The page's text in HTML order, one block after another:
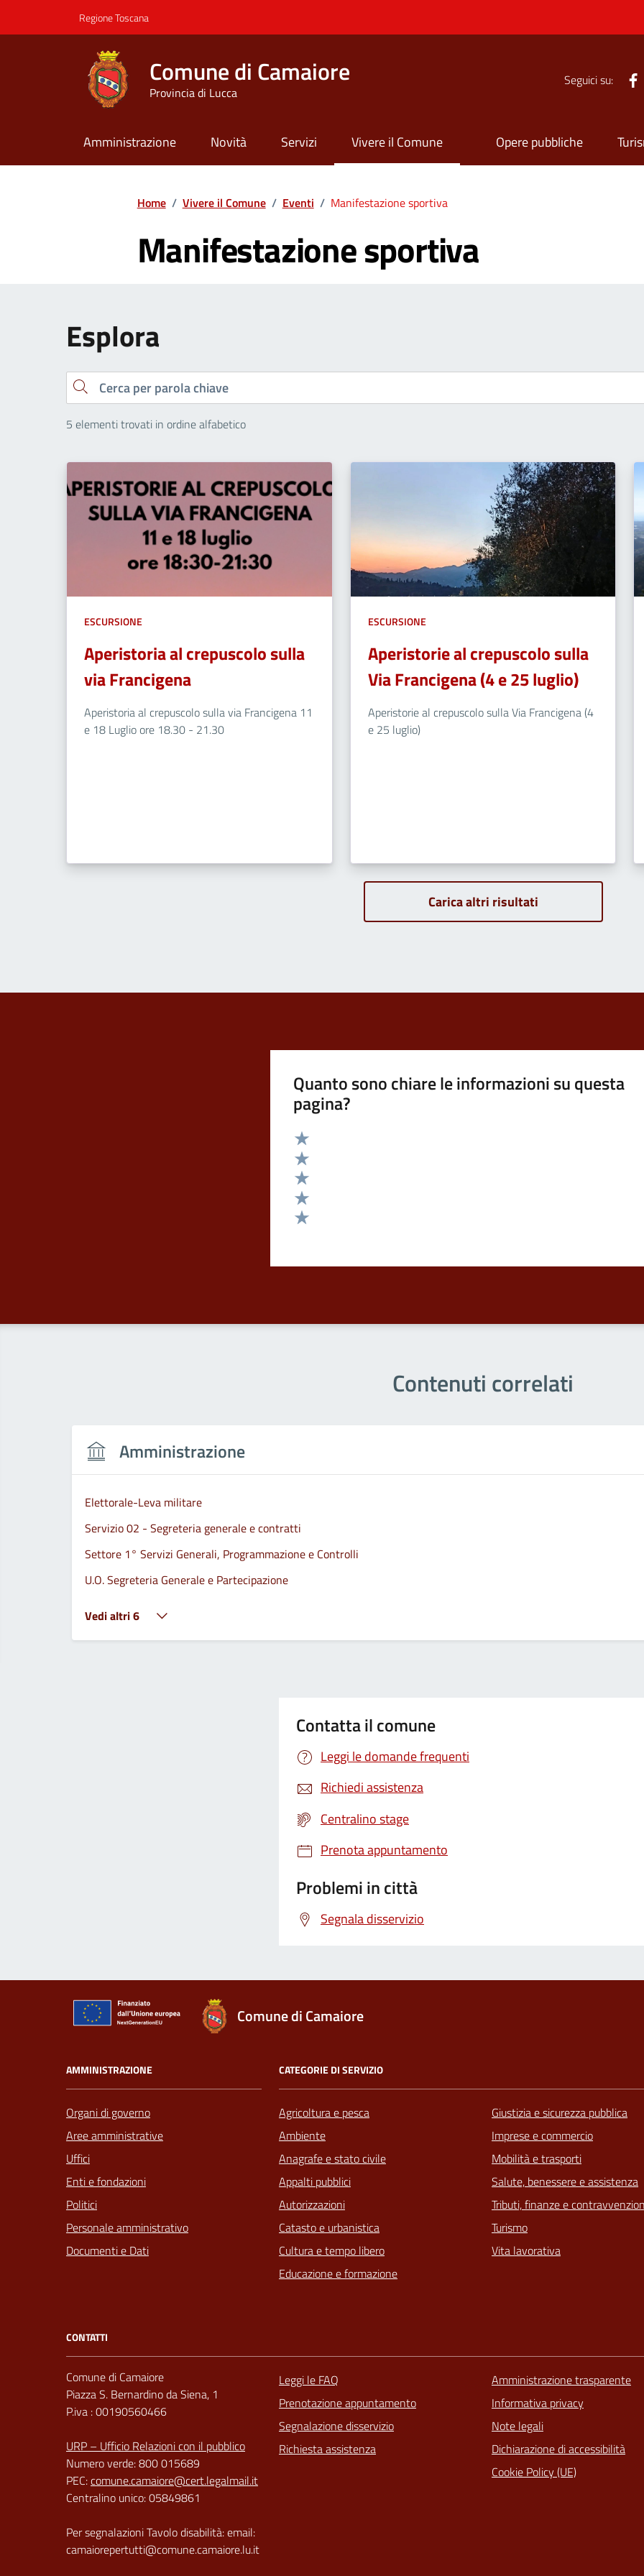
Regione Toscana
Comune di Camaiore
Provincia di Lucca
Seguici su:
Amministrazione Novità Servizi Vivere il Comune Opere pubbliche
Home / Vivere il Comune / Eventi / Manifestazione sportiva
Manifestazione sportiva
Esplora
Cerca
5 elementi trovati in ordine alfabetico
ESCURSIONE
Aperistoria al crepuscolo sulla
via Francigena
Aperistoria al crepuscolo sulla via Francigena 11
e 18 Luglio ore 18.30 - 21.30
ESCURSIONE
Aperistorie al crepuscolo sulla
Via Francigena (4 e 25 luglio)
Aperistorie al crepuscolo sulla Via Francigena (4
e 25 luglio)
Carica altri risultati
Quanto sono chiare le informazioni su questa
pagina?
Valuta 5 stelle su 5
Valuta 4 stelle su 5
Valuta 3 stelle su 5
Valuta 2 stelle su 5
Contenuti correlati
Amministrazione
Elettorale-Leva militare
Servizio 02 - Segreteria generale e contratti
Settore 1° Servizi Generali, Programmazione e Controlli
U.O. Segreteria Generale e Partecipazione
Vedi altri 6
Contatta il comune
Leggi le domande frequenti
Richiedi assistenza
Centralino stage
Prenota appuntamento
Problemi in città
Segnala disservizio
Comune di Camaiore
AMMINISTRAZIONE
Organi di governo
Aree amministrative
Uffici
Enti e fondazioni
Politici
Personale amministrativo
Documenti e Dati
CATEGORIE DI SERVIZIO
Agricoltura e pesca
Ambiente
Anagrafe e stato civile
Appalti pubblici
Autorizzazioni
Catasto e urbanistica
Cultura e tempo libero
Educazione e formazione
Giustizia e sicurezza pubblica
Imprese e commercio
Mobilità e trasporti
Salute, benessere e assistenza
Tributi, finanze e
Turismo
Vita lavorativa
CONTATTI
Comune di Camaiore
Piazza S. Bernardino da Siena, 1
P.iva : 00190560466
URP – Ufficio Relazioni con il pubblico
Numero verde: 800 015689
PEC:comune.camaiore@cert.legalmail.it
Centralino unico: 05849861
Per segnalazioni Tavolo disabilità: email:
camaiorepertutti@comune.camaiore.lu.it
Leggi le FAQ
Prenotazione appuntamento
Segnalazione disservizio
Richiesta assistenza
Amministrazione trasparente
Informativa privacy
Note legali
Dichiarazione di accessibilità
Cookie Policy (UE)